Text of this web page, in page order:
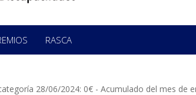
RASCA
28/06/2024: 0€ - Acumulado del mes de